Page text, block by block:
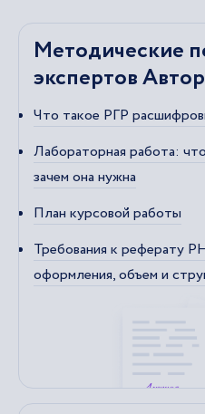
Методические
экспертов
Что такое РГР
Лабораторная работа:
зачем она нужна
План курсовой работы
Требования к реферату
оформления, объем и